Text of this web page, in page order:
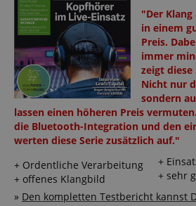
"Der
in einem
Preis.
immer
zeigt
Nicht nur
sondern
lassen einen höheren Preis
die Bluetooth-Integration und den
werten diese Serie zusätzlich auf."
+ Ordentliche Verarbeitung
+ offenes Klangbild
+
+ sehr
» Den kompletten Testbericht kannst